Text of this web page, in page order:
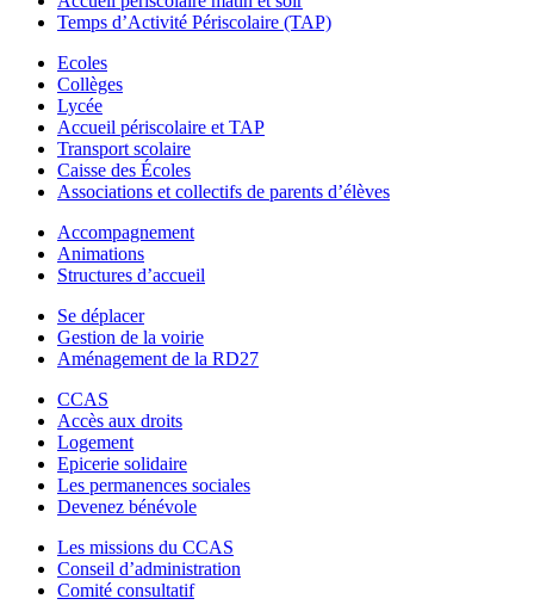
Temps d’Activité Périscolaire (TAP)
Ecoles
Collèges
Lycée
Accueil périscolaire et TAP
Transport scolaire
Caisse des Écoles
Associations et collectifs de parents d’élèves
Accompagnement
Animations
Structures d’accueil
Se déplacer
Gestion de la voirie
Aménagement de la RD27
CCAS
Accès aux droits
Logement
Epicerie solidaire
Les permanences sociales
Devenez bénévole
Les missions du CCAS
Conseil d’administration
Comité consultatif